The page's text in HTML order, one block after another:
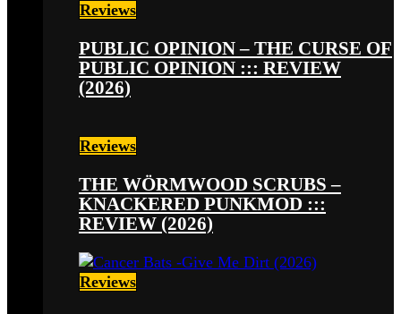
Reviews
PUBLIC OPINION – THE CURSE OF
PUBLIC OPINION ::: REVIEW
(2026)
Reviews
THE WÖRMWOOD SCRUBS –
KNACKERED PUNKMOD :::
REVIEW (2026)
Reviews